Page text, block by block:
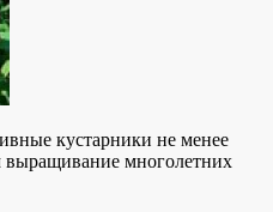
кустарники не менее
выращивание многолетних